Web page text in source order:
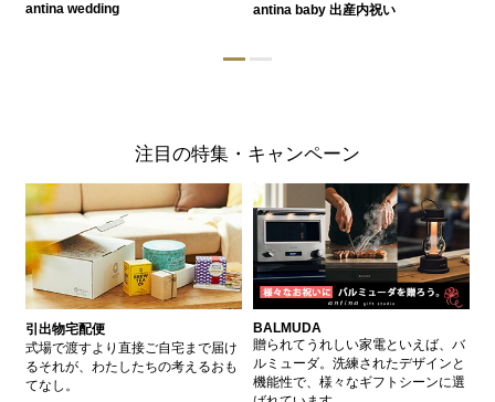
antina wedding antina baby 出産内祝い
注目の特集・キャンペーン
引出物宅配便
式場で渡すより直接ご自宅まで届け
るそれが、わたしたちの考えるおも
てなし。
BALMUDA
贈られてうれしい家電といえば、バ
ルミューダ。洗練されたデザインと
機能性で、様々なギフトシーンに選